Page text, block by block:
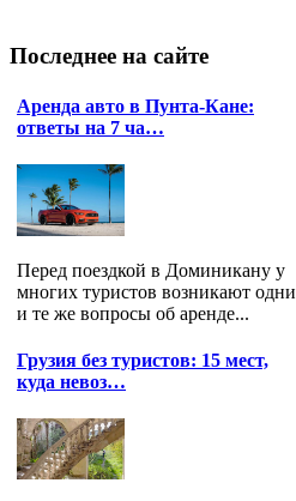
Последнее на сайте
Аренда авто в Пунта-Кане:
ответы на 7 ча…
Перед поездкой в Доминикану у
многих туристов возникают одни
и те же вопросы об аренде...
Грузия без туристов: 15 мест,
куда невоз…